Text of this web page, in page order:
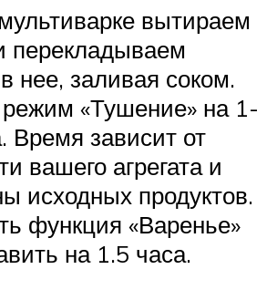
вытираем
перекладываем
нее, заливая соком.
«Тушение» на 1-
Время зависит от
вашего агрегата и
исходных продуктов.
функция «Варенье»
на 1.5 часа.